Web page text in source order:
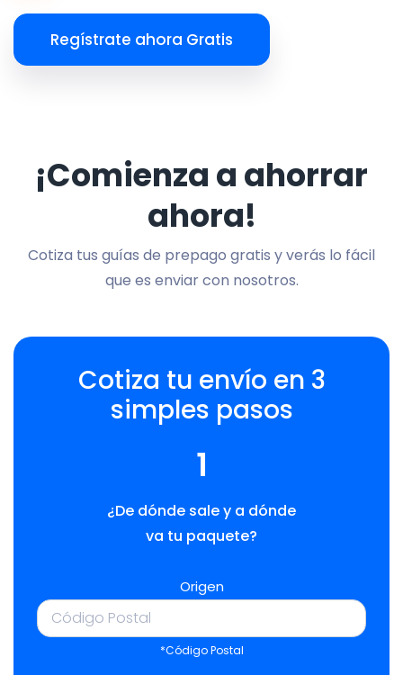
Regístrate ahora Gratis
¡Comienza a ahorrar
ahora!
Cotiza tus guías de prepago gratis y verás lo fácil
que es enviar con nosotros.
Cotiza tu envío en 3
simples pasos
1
¿De dónde sale y a dónde
va tu paquete?
Origen
*Código Postal